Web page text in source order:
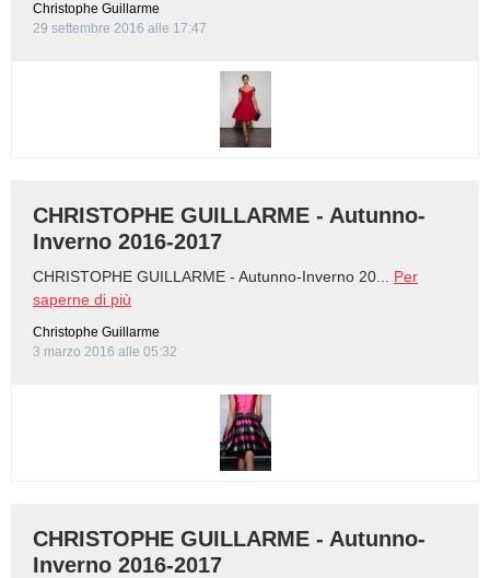
Christophe Guillarme
29 settembre 2016 alle 17:47
CHRISTOPHE GUILLARME - Autunno-
Inverno 2016-2017
CHRISTOPHE GUILLARME - Autunno-Inverno 20... Per
saperne di più
Christophe Guillarme
3 marzo 2016 alle 05:32
CHRISTOPHE GUILLARME - Autunno-
Inverno 2016-2017